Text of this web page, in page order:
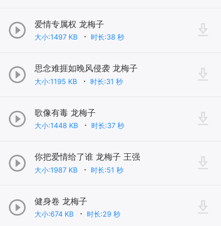
爱情专属权 龙梅子
大小:1497 KB 时长:38 秒
思念难捱如晚风侵袭 龙梅子
大小:1195 KB 时长:31 秒
歌像有毒 龙梅子
大小:1448 KB 时长:37 秒
你把爱情给了谁 龙梅子 王强
大小:1987 KB 时长:51 秒
健身卷 龙梅子
大小:674 KB 时长:29 秒